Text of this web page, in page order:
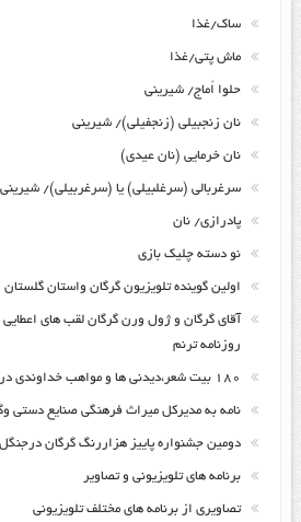
ساک/غذا
ماش پتی/غذا
حلوا اُماج/ شیرینی
نان زنجبیلی (زنجفیلی)/ شیرینی
نان خرمایی (نان عیدی)
سرغربالی (سرغلبیلی) یا (سرغربیلی)/ شیرینی
پادرازی/ نان
نو دسته چلیک بازی
اولین گوینده تلویزیون گرگان واستان گلستان
آقای گرگان و ژول ورن گرگان لقب های
روزنامه ترنم
۱۸۰ بیت شعر،دیدنی ها و مواهب خداوندی در آن ،پائیز ۹۲
نامه به مدیرکل میراث فرهنگی صنایع دستی
دومین جشنواره پاییز هزاررنگ گرگان درجنگل
برنامه های تلویزیونی و تصاویر
تصاویری از برنامه های مختلف تلویزیونی